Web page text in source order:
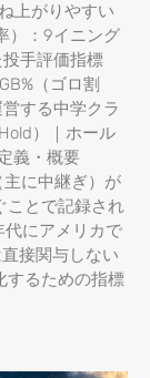
上がりやすい
）：9イニング
手評価指標
（ゴロ割
する中学クラ
）｜ホール
義・概要
に中継ぎ）が
ことで記録され
代にアメリカで
接関与しない
するための指標